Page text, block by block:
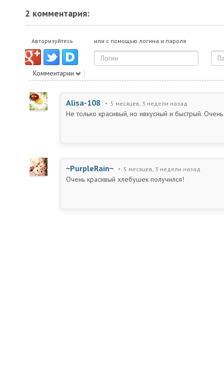
2 комментария:
Авторизуйтесь или с помощью логина и пароля
Комментарии
Alisa-108 5 месяцев, 3 недели назад
Не только красивый, но ивкусный и быстрый.
~PurpleRain~ 5 месяцев, 3 недели назад
Очень красивый хлебушек получился!